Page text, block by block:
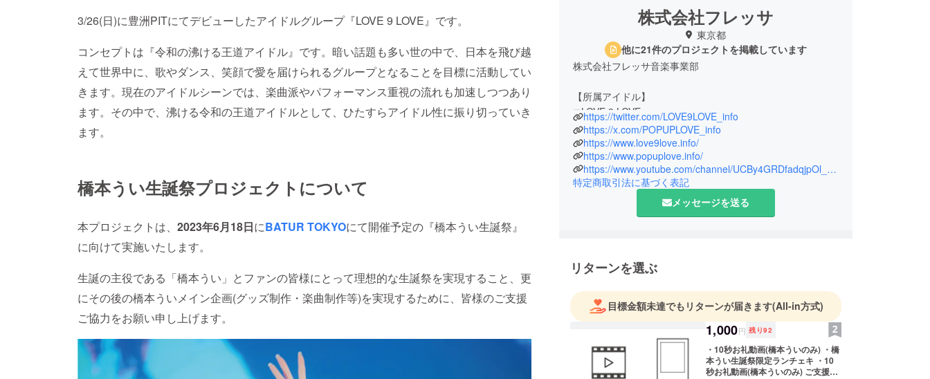
3/26(日)に豊洲PITにてデビューしたアイドルグループ『LOVE 9 LOVE』です。
コンセプトは『令和の沸ける王道アイドル』です。暗い話題も多い世の中で、日本を飛び越
えて世界中に、歌やダンス、笑顔で愛を届けられるグループとなることを目標に活動してい
きます。現在のアイドルシーンでは、楽曲派やパフォーマンス重視の流れも加速しつつあり
ます。その中で、沸ける令和の王道アイドルとして、ひたすらアイドル性に振り切っていき
ます。
橋本うい生誕祭プロジェクトについて
本プロジェクトは、 2023年6月18日にBATUR TOKYOにて開催予定の『橋本うい生誕祭』
に向けて実施いたします。
生誕の主役である「橋本うい」とファンの皆様にとって理想的な生誕祭を実現すること、更
にその後の橋本ういメイン企画(グッズ制作・楽曲制作等)を実現するために、皆様のご支援
ご協力をお願い申し上げます。
株式会社フレッサ
東京都
他に21件のプロジェクトを掲載しています
株式会社フレッサ音楽事業部
【所属アイドル】
◼︎LOVE 9 LOVE
https://twitter.com/LOVE9LOVE_info
https://x.com/POPUPLOVE_info
https://www.love9love.info/
https://www.popuplove.info/
https://www.youtube.com/channel/UCBy4GRDfadqjpOl_r6CL1Dw
特定商取引法に基づく表記
メッセージを送る
リターンを選ぶ
目標金額未達でもリターンが届きます(All-in方式)
1,000円 残り92
・10秒お礼動画(橋本ういのみ) ・橋
本うい生誕祭限定ランチェキ ・10
秒お礼動画(橋本ういのみ) ご支援く